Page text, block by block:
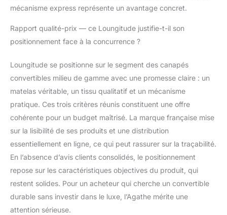
mécanisme express représente un avantage concret.
Rapport qualité-prix — ce Loungitude justifie-t-il son
positionnement face à la concurrence ?
Loungitude se positionne sur le segment des canapés
convertibles milieu de gamme avec une promesse claire : un
matelas véritable, un tissu qualitatif et un mécanisme
pratique. Ces trois critères réunis constituent une offre
cohérente pour un budget maîtrisé. La marque française mise
sur la lisibilité de ses produits et une distribution
essentiellement en ligne, ce qui peut rassurer sur la traçabilité.
En l’absence d’avis clients consolidés, le positionnement
repose sur les caractéristiques objectives du produit, qui
restent solides. Pour un acheteur qui cherche un convertible
durable sans investir dans le luxe, l’Agathe mérite une
attention sérieuse.